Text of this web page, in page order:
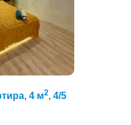
4 м2, 4/5